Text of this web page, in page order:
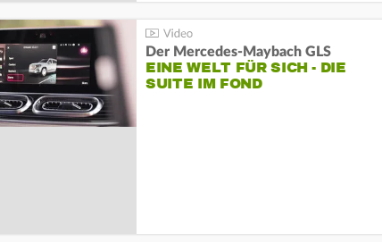
Der Mercedes‑Maybach GLS
EINE WELT FÜR SICH - DIE
SUITE IM FOND